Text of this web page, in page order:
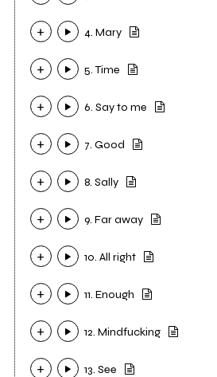
4. Mary
5. Time
6. Say to me
7. Good
8. Sally
9. Far away
10. All right
11. Enough
12. Mindfucking
13. See